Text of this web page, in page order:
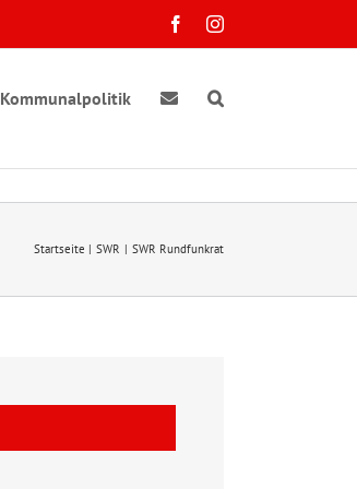
FacebookInstagram
Kommunalpolitik
Startseite SWR SWR Rundfunkrat